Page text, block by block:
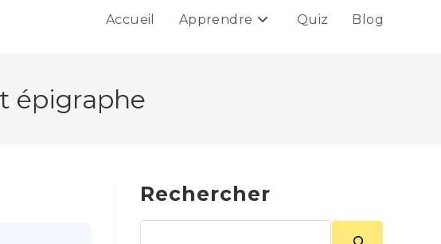
Accueil Apprendre Quiz Blog
épigraphe
Rechercher